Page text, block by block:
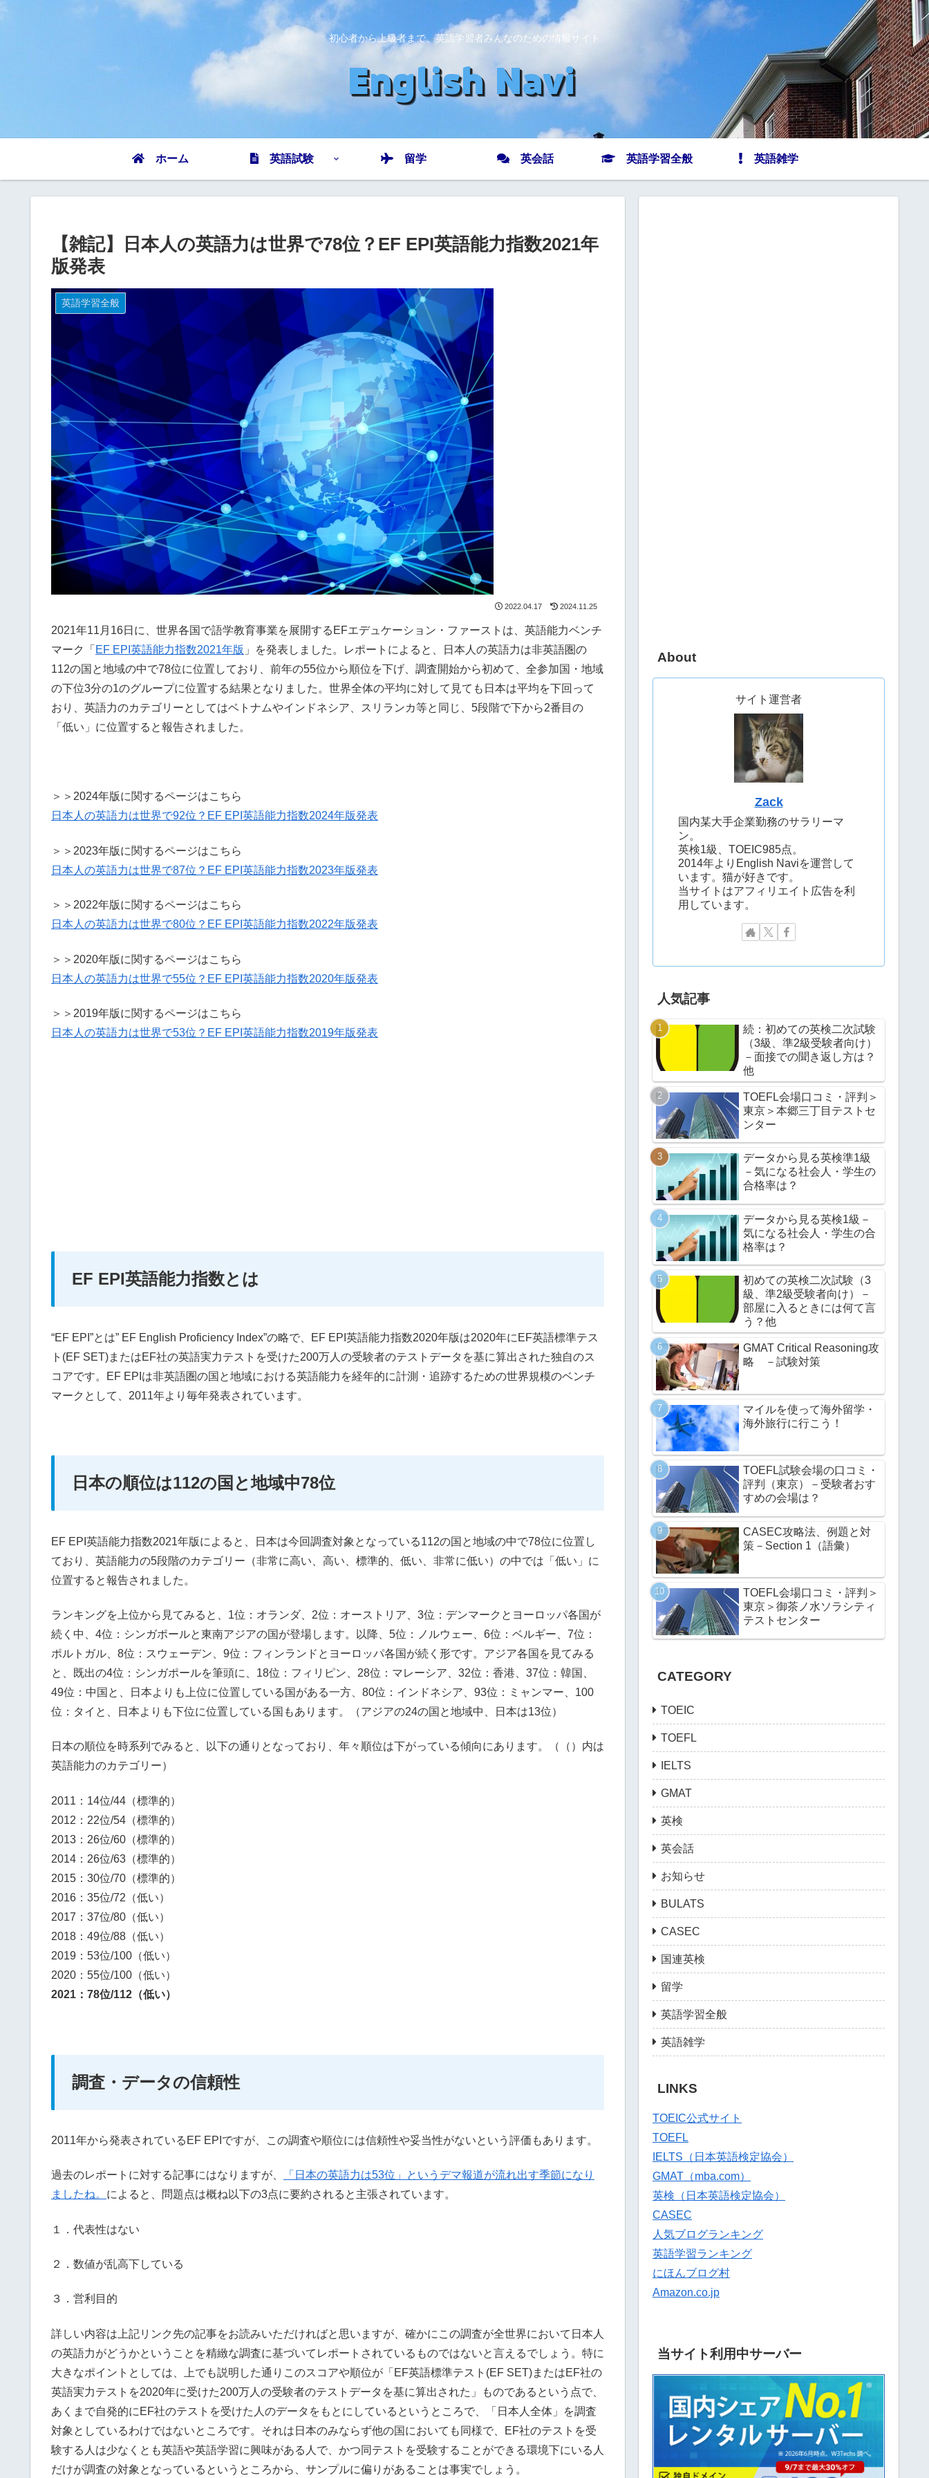
初心者から上級者まで、英語学習者みんなのための情報サイト
ホーム 英語試験 留学 英会話 英語学習全般 英語雑学
【雑記】日本人の英語力は世界で78位？EF EPI英語能力指数2021年
版発表
英語学習全般
2022.04.17 2024.11.25
2021年11月16日に、世界各国で語学教育事業を展開するEFエデュケーション・ファーストは、英語能力ベンチ
マーク「 EF EPI英語能力指数2021年版 」を発表しました。レポートによると、日本人の英語力は非英語圏の
112の国と地域の中で78位に位置しており、前年の55位から順位を下げ、調査開始から初めて、全参加国・地域
の下位3分の1のグループに位置する結果となりました。世界全体の平均に対して見ても日本は平均を下回って
おり、英語力のカテゴリーとしてはベトナムやインドネシア、スリランカ等と同じ、5段階で下から2番目の
「低い」に位置すると報告されました。
＞＞2024年版に関するページはこちら
日本人の英語力は世界で92位？EF EPI英語能力指数2024年版発表
＞＞2023年版に関するページはこちら
日本人の英語力は世界で87位？EF EPI英語能力指数2023年版発表
＞＞2022年版に関するページはこちら
日本人の英語力は世界で80位？EF EPI英語能力指数2022年版発表
＞＞2020年版に関するページはこちら
日本人の英語力は世界で55位？EF EPI英語能力指数2020年版発表
＞＞2019年版に関するページはこちら
日本人の英語力は世界で53位？EF EPI英語能力指数2019年版発表
EF EPI英語能力指数とは
“EF EPI”とは” EF English Proficiency Index”の略で、EF EPI英語能力指数2020年版は2020年にEF英語標準テス
ト(EF SET)またはEF社の英語実力テストを受けた200万人の受験者のテストデータを基に算出された独自のス
コアです。EF EPIは非英語圏の国と地域における英語能力を経年的に計測・追跡するための世界規模のベンチ
マークとして、2011年より毎年発表されています。
日本の順位は112の国と地域中78位
EF EPI英語能力指数2021年版によると、日本は今回調査対象となっている112の国と地域の中で78位に位置し
ており、英語能力の5段階のカテゴリー（非常に高い、高い、標準的、低い、非常に低い）の中では「低い」に
位置すると報告されました。
ランキングを上位から見てみると、1位：オランダ、2位：オーストリア、3位：デンマークとヨーロッパ各国が
続く中、4位：シンガポールと東南アジアの国が登場します。以降、5位：ノルウェー、6位：ベルギー、7位：
ポルトガル、8位：スウェーデン、9位：フィンランドとヨーロッパ各国が続く形です。アジア各国を見てみる
と、既出の4位：シンガポールを筆頭に、18位：フィリピン、28位：マレーシア、32位：香港、37位：韓国、
49位：中国と、日本よりも上位に位置している国がある一方、80位：インドネシア、93位：ミャンマー、100
位：タイと、日本よりも下位に位置している国もあります。（アジアの24の国と地域中、日本は13位）
日本の順位を時系列でみると、以下の通りとなっており、年々順位は下がっている傾向にあります。（（）内は
英語能力のカテゴリー）
2011：14位/44（標準的）
2012：22位/54（標準的）
2013：26位/60（標準的）
2014：26位/63（標準的）
2015：30位/70（標準的）
2016：35位/72（低い）
2017：37位/80（低い）
2018：49位/88（低い）
2019：53位/100（低い）
2020：55位/100（低い）
2021：78位/112（低い）
調査・データの信頼性
2011年から発表されているEF EPIですが、この調査や順位には信頼性や妥当性がないという評価もあります。
過去のレポートに対する記事にはなりますが、
「日本の英語力は53位」というデマ報道が流れ出す季節になり
ましたね。 によると、問題点は概ね以下の3点に要約されると主張されています。
１．代表性はない
２．数値が乱高下している
３．営利目的
詳しい内容は上記リンク先の記事をお読みいただければと思いますが、確かにこの調査が全世界において日本人
の英語力がどうかということを精緻な調査に基づいてレポートされているものではないと言えるでしょう。特に
大きなポイントとしては、上でも説明した通りこのスコアや順位が「EF英語標準テスト(EF SET)またはEF社の
英語実力テストを2020年に受けた200万人の受験者のテストデータを基に算出された」ものであるという点で、
あくまで自発的にEF社のテストを受けた人のデータをもとにしているというところで、「日本人全体」を調査
対象としているわけではないところです。それは日本のみならず他の国においても同様で、EF社のテストを受
験する人は少なくとも英語や英語学習に興味がある人で、かつ同テストを受験することができる環境下にいる人
だけが調査の対象となっているというところから、サンプルに偏りがあることは事実でしょう。
About
サイト運営者
Zack
国内某大手企業勤務のサラリーマ
ン。
英検1級、TOEIC985点。
2014年よりEnglish Naviを運営して
います。猫が好きです。
当サイトはアフィリエイト広告を利
用しています。
人気記事
続：初めての英検二次試験
（3級、準2級受験者向け）
－面接での聞き返し方は？
他
TOEFL会場口コミ・評判＞
東京＞本郷三丁目テストセ
ンター
データから見る英検準1級
－気になる社会人・学生の
合格率は？
データから見る英検1級－
気になる社会人・学生の合
格率は？
初めての英検二次試験（3
級、準2級受験者向け）－
部屋に入るときには何て言
う？他
GMAT Critical Reasoning攻
略 －試験対策
マイルを使って海外留学・
海外旅行に行こう！
TOEFL試験会場の口コミ・
評判（東京）－受験者おす
すめの会場は？
CASEC攻略法、例題と対
策－Section 1（語彙）
TOEFL会場口コミ・評判＞
東京＞御茶ノ水ソラシティ
テストセンター
CATEGORY
TOEIC
TOEFL
IELTS
GMAT
英検
英会話
お知らせ
BULATS
CASEC
国連英検
留学
英語学習全般
英語雑学
LINKS
TOEIC公式サイト
TOEFL
IELTS（日本英語検定協会）
GMAT（mba.com）
英検（日本英語検定協会）
CASEC
人気ブログランキング
英語学習ランキング
にほんブログ村
Amazon.co.jp
当サイト利用中サーバー